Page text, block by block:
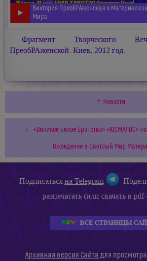
Виктория ПреобРАженская о
Мира
Фрагмент Творческого
ПреобРАженской. Киев, 2012 год.
↑ Новости
← «Великое Белое Братство» «ЮСМАЛОС»
Вхождение в Светлый Мир
Подписатьсяна Telegram
разпечатать (или скачать в
ВСЕ СТРАНИЦЫ
Архивная версия Сайта для